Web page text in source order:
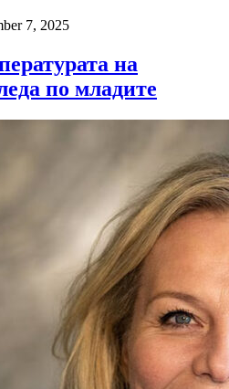
7, 2025
на
по младите